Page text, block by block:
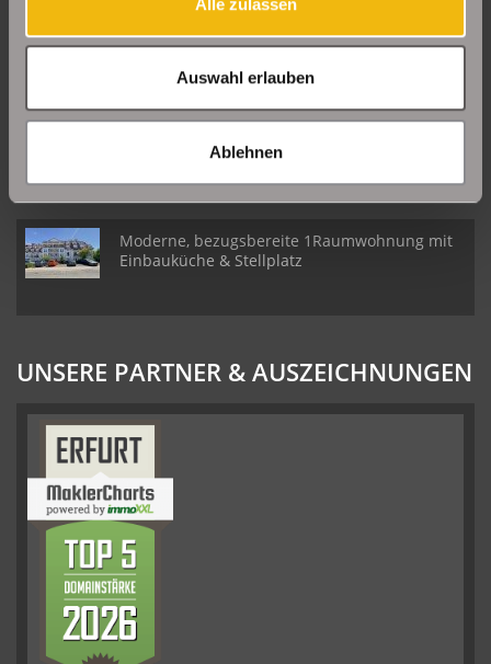
Auswahl erlauben
Ablehnen
Große Etagenwohnung mit 2 Balkonen in Erfurt
Daberstedt
Schöne Erdgeschosswohnung mit Balkon in
Erfurt Daberstedt
Moderne, bezugsbereite 1Raumwohnung mit
Einbauküche & Stellplatz
UNSERE PARTNER & AUSZEICHNUNGEN